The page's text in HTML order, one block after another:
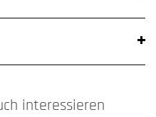
interessieren